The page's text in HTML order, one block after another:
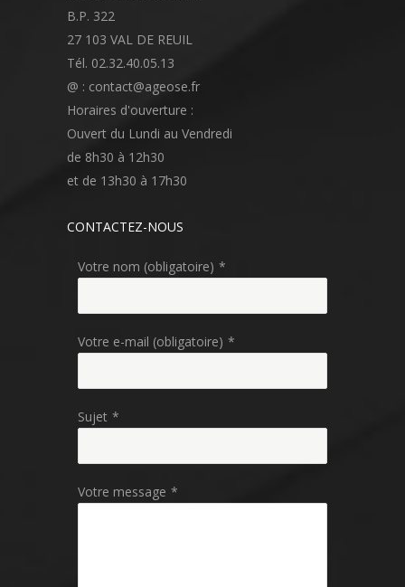
B.P. 322
27 103 VAL DE REUIL
Tél. 02.32.40.05.13
@ : contact@ageose.fr
Horaires d'ouverture :
Ouvert du Lundi au Vendredi
de 8h30 à 12h30
et de 13h30 à 17h30
CONTACTEZ-NOUS
Votre nom (obligatoire) *
Votre e-mail (obligatoire) *
Sujet *
Votre message *